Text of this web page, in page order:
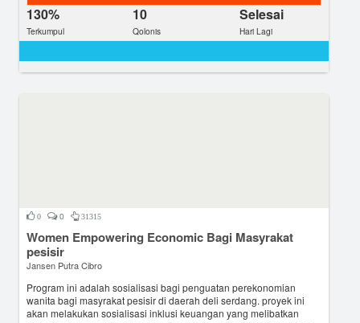
130%
Terkumpul
10
Qolonis
Selesai
Hari Lagi
0 0 31315
Women Empowering Economic Bagi Masyrakat
pesisir
Jansen Putra Cibro
Program ini adalah sosialisasi bagi penguatan perekonomian
wanita bagi masyrakat pesisir di daerah deli serdang. proyek ini
akan melakukan sosialisasi inklusi keuangan yang melibatkan